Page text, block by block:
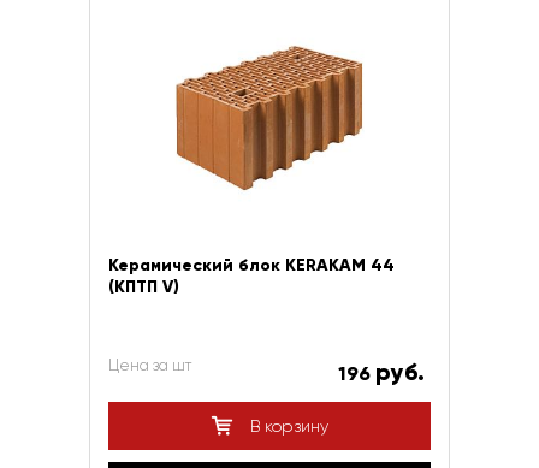
Керамический блок KERAKAM 44
(КПТП V)
Цена за шт 196 руб.
В корзину